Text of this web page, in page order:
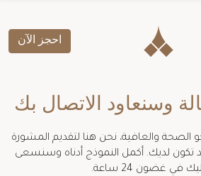
احجز الآن
وسنعاود الاتصال بك
الصحة والعافية، نحن هنا لتقديم المشورة
تكون لديك. أكمل النموذج أدناه وسنسعى
في غضون 24 ساعة.